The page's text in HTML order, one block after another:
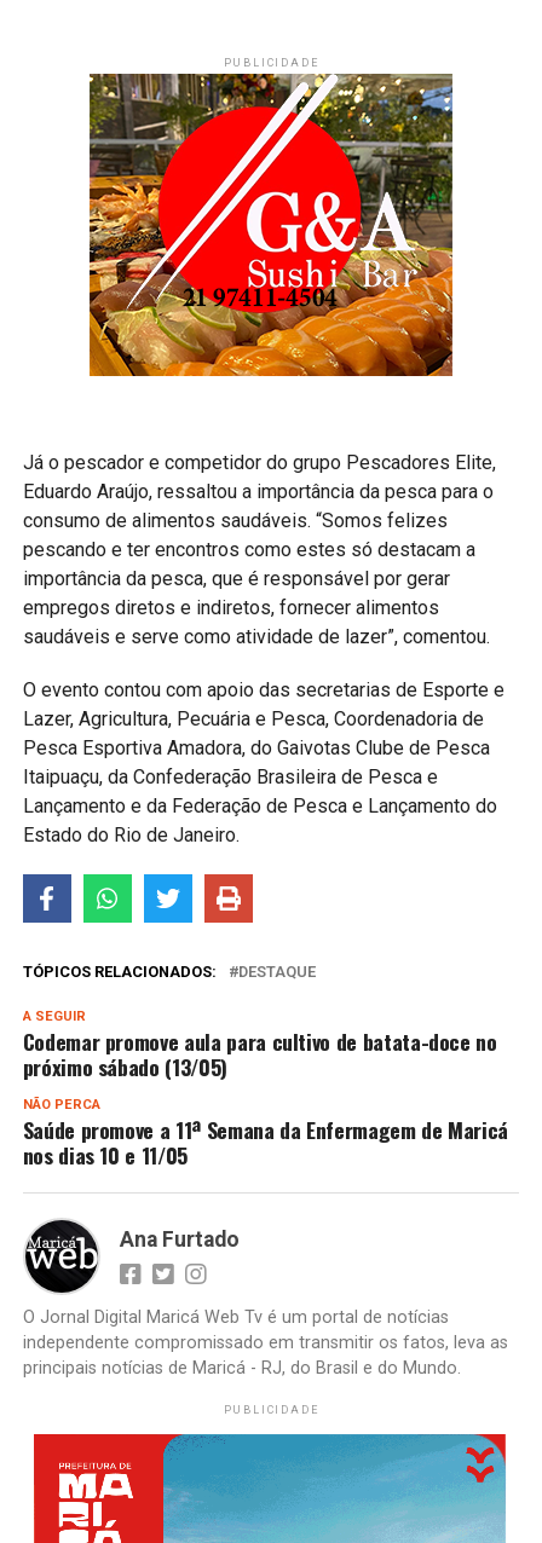
PUBLICIDADE
Já o pescador e competidor do grupo Pescadores Elite,
Eduardo Araújo, ressaltou a importância da pesca para o
consumo de alimentos saudáveis. “Somos felizes
pescando e ter encontros como estes só destacam a
importância da pesca, que é responsável por gerar
empregos diretos e indiretos, fornecer alimentos
saudáveis e serve como atividade de lazer”, comentou.
O evento contou com apoio das secretarias de Esporte e
Lazer, Agricultura, Pecuária e Pesca, Coordenadoria de
Pesca Esportiva Amadora, do Gaivotas Clube de Pesca
Itaipuaçu, da Confederação Brasileira de Pesca e
Lançamento e da Federação de Pesca e Lançamento do
Estado do Rio de Janeiro.
TÓPICOS RELACIONADOS: DESTAQUE
A SEGUIR
Codemar promove aula para cultivo de batata-doce no
próximo sábado (13/05)
NÃO PERCA
Saúde promove a 11ª Semana da Enfermagem de Maricá
nos dias 10 e 11/05
Ana Furtado
O Jornal Digital Maricá Web Tv é um portal de notícias
independente compromissado em transmitir os fatos, leva as
principais notícias de Maricá - RJ, do Brasil e do Mundo.
PUBLICIDADE